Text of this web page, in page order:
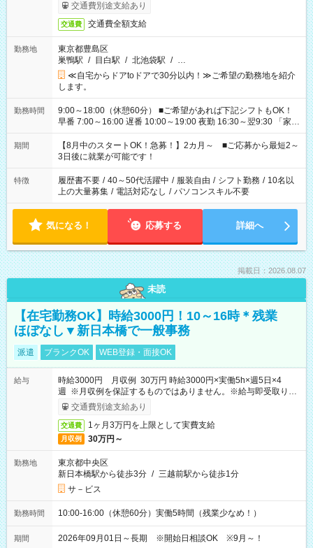
交通費別途支給あり
交通費 交通費全額支給
勤務地
東京都豊島区
巣鴨駅 / 目白駅 / 北池袋駅 / …
≪自宅からドアtoドアで30分以内！≫ご希望の勤務地を紹介
します。
勤務時間
9:00～18:00（休憩60分） ■ご希望があれば下記シフトもOK！
早番 7:00～16:00 遅番 10:00～19:00 夜勤 16:30～翌9:30 「家族
と休みを合わせたい」 「余裕を持って夕飯の準備がしたい」
「できれば残業はしたくない」 など、ご希望を教えてください
ね。 ※Wワーク希望の方へ 今ご覧のお仕事で希望する勤務時間
と、もう1つのお仕事の勤務時間。 合計で週40時間を超える場
合は応募できません。
期間
【8月中のスタートOK！急募！】2カ月～ ■ご応募から最短2～
3日後に就業が可能です！
特徴 履歴書不要 / 40～50代活躍中 / 服装自由 / シフト勤務 / 10名以
上の大量募集 / 電話対応なし / パソコンスキル不要
気になる！ 応募する 詳細へ
掲載日：2026.08.07
未読
【在宅勤務OK】時給3000円！10～16時＊残業
ほぼなし▼新日本橋で一般事務
派遣 ブランクOK WEB登録・面接OK
給与
時給3000円 月収例 30万円 時給3000円×実働5h×週5日×4
週 ※月収例を保証するものではありません。※給与即受取りサ
ービス利用可（利用条件有）
交通費別途支給あり
交通費 1ヶ月3万円を上限として実費支給
月収例 30万円～
勤務地
東京都中央区
新日本橋駅から徒歩3分 / 三越前駅から徒歩1分
サ－ビス
勤務時間 10:00-16:00（休憩60分）実働5時間（残業少なめ！）
期間 2026年09月01日～長期 ※開始日相談OK ※9月～！